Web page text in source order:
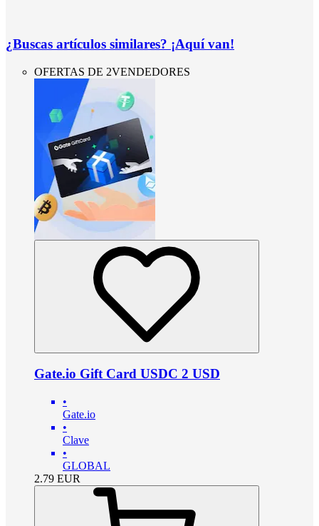
¿Buscas artículos similares? ¡Aquí van!
OFERTAS DE 2VENDEDORES
Gate.io Gift Card USDC 2 USD
•
Gate.io
•
Clave
•
GLOBAL
2.79 EUR